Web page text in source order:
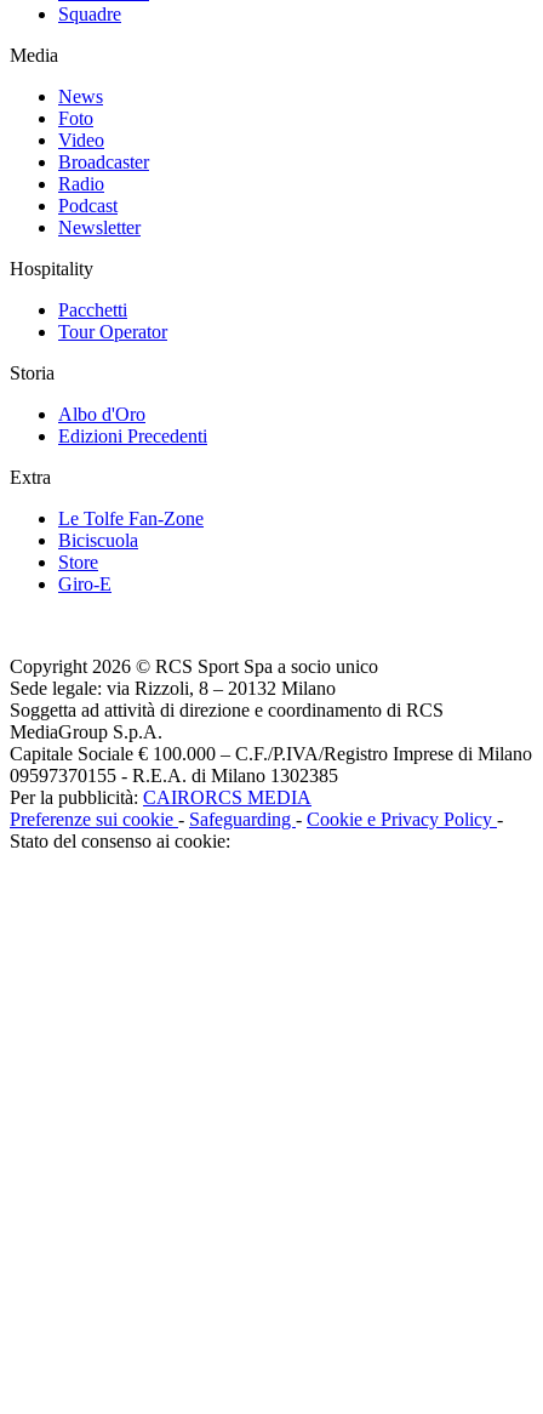
Squadre
Media
News
Foto
Video
Broadcaster
Radio
Podcast
Newsletter
Hospitality
Pacchetti
Tour Operator
Storia
Albo d'Oro
Edizioni Precedenti
Extra
Le Tolfe Fan-Zone
Biciscuola
Store
Giro-E
Copyright 2026 © RCS Sport Spa a socio unico
Sede legale: via Rizzoli, 8 – 20132 Milano
Soggetta ad attività di direzione e coordinamento di RCS
MediaGroup S.p.A.
Capitale Sociale € 100.000 – C.F./P.IVA/Registro Imprese di Milano
09597370155 - R.E.A. di Milano 1302385
Per la pubblicità: CAIRORCS MEDIA
Preferenze sui cookie - Safeguarding - Cookie e Privacy Policy -
Stato del consenso ai cookie: